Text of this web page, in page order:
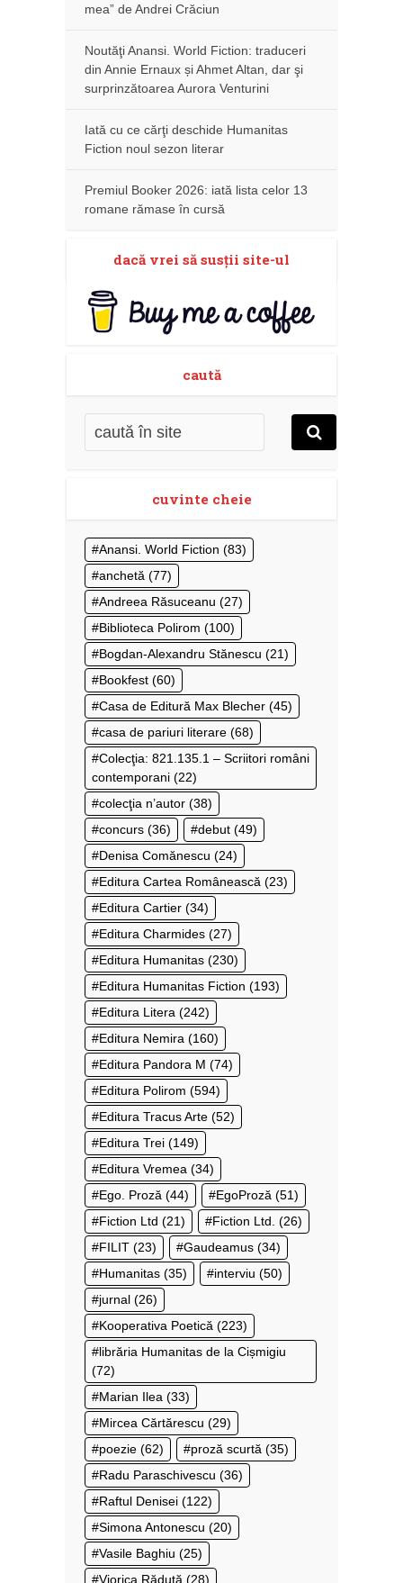
mea” de Andrei Crăciun
Noutăţi Anansi. World Fiction: traduceri
din Annie Ernaux și Ahmet Altan, dar şi
surprinzătoarea Aurora Venturini
Iată cu ce cărţi deschide Humanitas
Fiction noul sezon literar
Premiul Booker 2026: iată lista celor 13
romane rămase în cursă
dacă vrei să susţii site-ul
caută
cuvinte cheie
Anansi. World Fiction (83)
anchetă (77)
Andreea Răsuceanu (27)
Biblioteca Polirom (100)
Bogdan-Alexandru Stănescu (21)
Bookfest (60)
Casa de Editură Max Blecher (45)
casa de pariuri literare (68)
Colecţia: 821.135.1 – Scriitori români
contemporani (22)
colecţia n’autor (38)
concurs (36) debut (49)
Denisa Comănescu (24)
Editura Cartea Românească (23)
Editura Cartier (34)
Editura Charmides (27)
Editura Humanitas (230)
Editura Humanitas Fiction (193)
Editura Litera (242)
Editura Nemira (160)
Editura Pandora M (74)
Editura Polirom (594)
Editura Tracus Arte (52)
Editura Trei (149)
Editura Vremea (34)
Ego. Proză (44) EgoProză (51)
Fiction Ltd (21) Fiction Ltd. (26)
FILIT (23) Gaudeamus (34)
Humanitas (35) interviu (50)
jurnal (26)
Kooperativa Poetică (223)
librăria Humanitas de la Cișmigiu
(72)
Marian Ilea (33)
Mircea Cărtărescu (29)
poezie (62) proză scurtă (35)
Radu Paraschivescu (36)
Raftul Denisei (122)
Simona Antonescu (20)
Vasile Baghiu (25)
Viorica Răduţă (28)